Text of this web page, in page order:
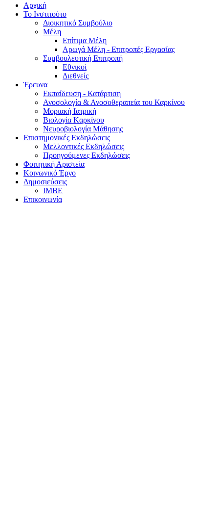
Αρχική
Το Ινστιτούτο
Διοικητικό Συμβούλιο
Μέλη
Επίτιμα Μέλη
Αρωγά Μέλη - Επιτροπές Εργασίας
Συμβουλευτική Επιτροπή
Εθνικοί
Διεθνείς
Έρευνα
Εκπαίδευση - Κατάρτιση
Ανοσολογία & Ανοσοθεραπεία του Καρκίνου
Μοριακή Ιατρική
Βιολογία Kαρκίνου
Νευροβιολογία Μάθησης
Επιστημονικές Εκδηλώσεις
Μελλοντικές Εκδηλώσεις
Προηγούμενες Εκδηλώσεις
Φοιτητική Αριστεία
Κοινωνικό Έργο
Δημοσιεύσεις
ΙΜΒΕ
Επικοινωνία